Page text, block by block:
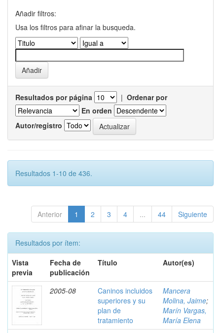
Añadir filtros:
Usa los filtros para afinar la busqueda.
Resultados por página | Ordenar por
En orden
Autor/registro
Resultados 1-10 de 436.
Anterior 1 2 3 4 ... 44 Siguiente
Resultados por ítem:
Vista
previa
Fecha de
publicación
Título Autor(es)
2005-08
Caninos incluidos
superiores y su
plan de
tratamiento
Mancera
Molina, Jaime;
Marín Vargas,
María Elena